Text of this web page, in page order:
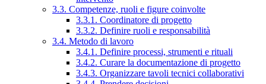
3.3. Competenze, ruoli e figure coinvolte
3.3.1. Coordinatore di progetto
3.3.2. Definire ruoli e responsabilità
3.4. Metodo di lavoro
3.4.1. Definire processi, strumenti e rituali
3.4.2. Curare la documentazione di progetto
3.4.3. Organizzare tavoli tecnici collaborativi